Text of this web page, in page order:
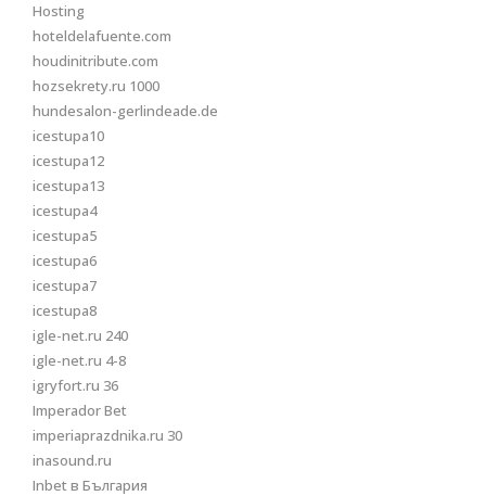
Hosting
hoteldelafuente.com
houdinitribute.com
hozsekrety.ru 1000
hundesalon-gerlindeade.de
icestupa10
icestupa12
icestupa13
icestupa4
icestupa5
icestupa6
icestupa7
icestupa8
igle-net.ru 240
igle-net.ru 4-8
igryfort.ru 36
Imperador Bet
imperiaprazdnika.ru 30
inasound.ru
Inbet в България